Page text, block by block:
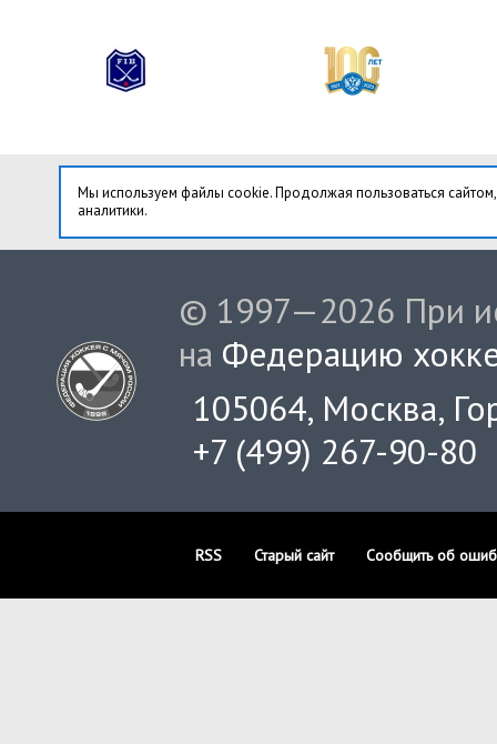
Мы используем файлы cookie. Продолжая пользоваться
аналитики.
© 1997—2026 При
на Федерацию
105064, Москва,
+7 (499) 267-90-80
RSS Старый сайт Сообщить об